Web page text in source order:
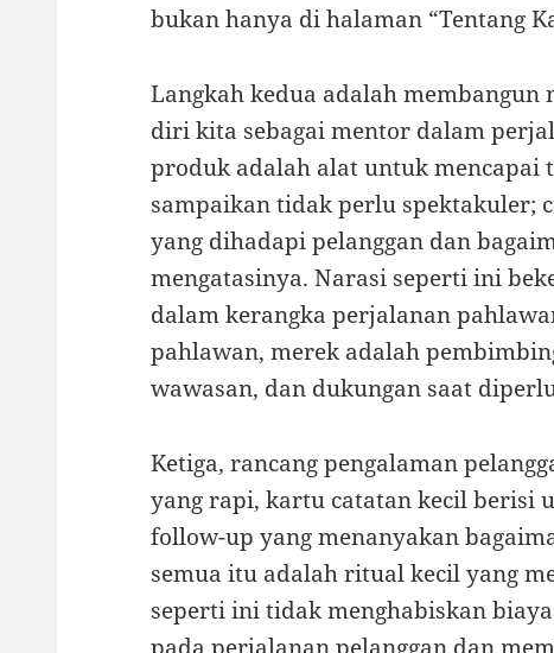
bukan hanya di halaman “Tentang
Langkah kedua adalah membangun
diri kita sebagai mentor dalam
produk adalah alat untuk mencapai
sampaikan tidak perlu spektakuler;
yang dihadapi pelanggan dan
mengatasinya. Narasi seperti ini
dalam kerangka perjalanan
pahlawan, merek adalah
wawasan, dan dukungan saat
Ketiga, rancang pengalaman
yang rapi, kartu catatan kecil berisi
follow-up yang menanyakan
semua itu adalah ritual kecil yang
seperti ini tidak menghabiskan